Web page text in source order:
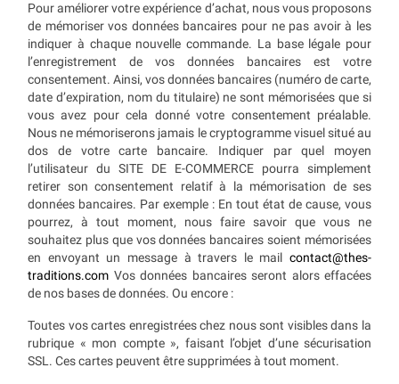
Pour améliorer votre expérience d’achat, nous vous proposons
de mémoriser vos données bancaires pour ne pas avoir à les
indiquer à chaque nouvelle commande. La base légale pour
l’enregistrement de vos données bancaires est votre
consentement. Ainsi, vos données bancaires (numéro de carte,
date d’expiration, nom du titulaire) ne sont mémorisées que si
vous avez pour cela donné votre consentement préalable.
Nous ne mémoriserons jamais le cryptogramme visuel situé au
dos de votre carte bancaire. Indiquer par quel moyen
l’utilisateur du SITE DE E-COMMERCE pourra simplement
retirer son consentement relatif à la mémorisation de ses
données bancaires. Par exemple : En tout état de cause, vous
pourrez, à tout moment, nous faire savoir que vous ne
souhaitez plus que vos données bancaires soient mémorisées
en envoyant un message à travers le mail contact@thes-
traditions.com Vos données bancaires seront alors effacées
de nos bases de données. Ou encore :
Toutes vos cartes enregistrées chez nous sont visibles dans la
rubrique « mon compte », faisant l’objet d’une sécurisation
SSL. Ces cartes peuvent être supprimées à tout moment.